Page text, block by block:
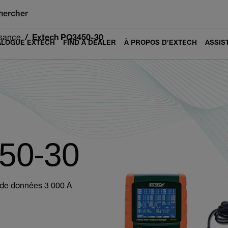
EXTECH FIND A DEALER À PROPOS D’EXTECH
Extech PQ3450-30
30
données 3 000 A